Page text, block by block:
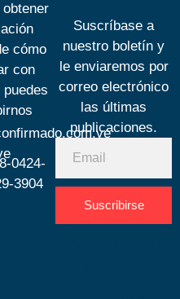
cómo
con
0424-
3904
Suscríbase a
nuestro boletín y
le enviaremos por
correo electrónico
las últimas
publicaciones.
Suscribirse